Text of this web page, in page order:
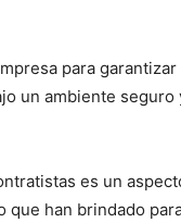
para
un ambiente seguro
es un
que han brindado